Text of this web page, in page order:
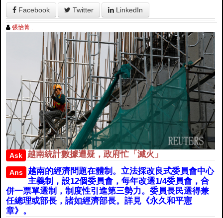
Facebook Twitter LinkedIn
張怡菁 .
Ask 越南統計數據遭疑，政府忙「滅火」
Ans
越南的經濟問題在體制。立法採改良式委員會中心
主義制，設12個委員會，每年改選1/4委員會，合
併一票單選制，制度性引進第三勢力。委員長民選得兼
任總理或部長，諸如經濟部長。詳見《永久和平憲
章》。